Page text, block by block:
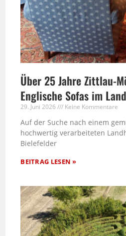
Über 25 Jahre Zittlau-
Englische Sofas im
29. Juni 2026 Keine Kommentare
Auf der Suche nach einem
hochwertig verarbeiteten
Bielefelder
BEITRAG LESEN »